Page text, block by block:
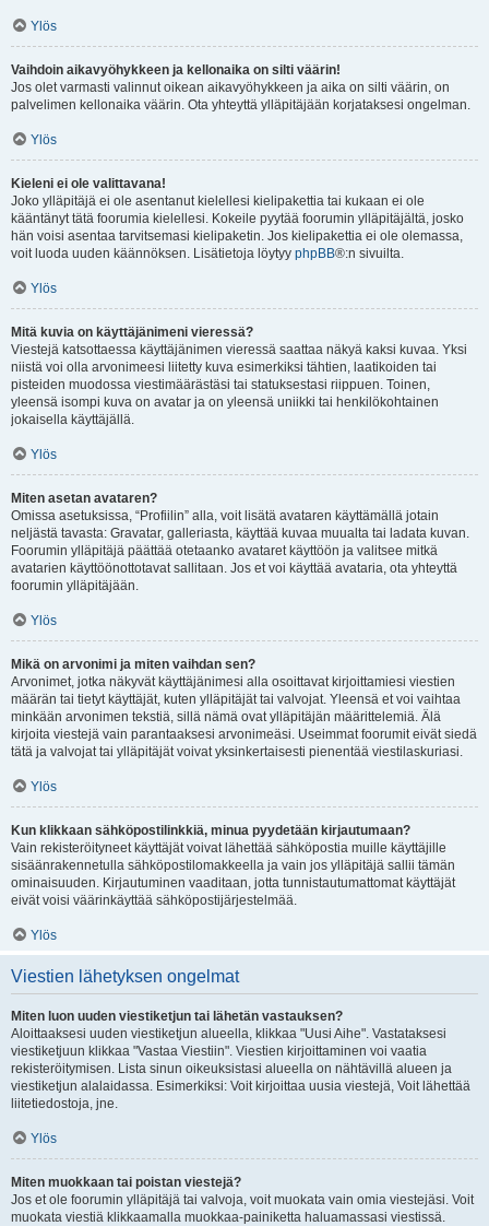
Ylös
Vaihdoin aikavyöhykkeen ja kellonaika on silti väärin!
Jos olet varmasti valinnut oikean aikavyöhykkeen ja aika on silti väärin, on
palvelimen kellonaika väärin. Ota yhteyttä ylläpitäjään korjataksesi ongelman.
Ylös
Kieleni ei ole valittavana!
Joko ylläpitäjä ei ole asentanut kielellesi kielipakettia tai kukaan ei ole
kääntänyt tätä foorumia kielellesi. Kokeile pyytää foorumin ylläpitäjältä, josko
hän voisi asentaa tarvitsemasi kielipaketin. Jos kielipakettia ei ole olemassa,
voit luoda uuden käännöksen. Lisätietoja löytyy phpBB®:n sivuilta.
Ylös
Mitä kuvia on käyttäjänimeni vieressä?
Viestejä katsottaessa käyttäjänimen vieressä saattaa näkyä kaksi kuvaa. Yksi
niistä voi olla arvonimeesi liitetty kuva esimerkiksi tähtien, laatikoiden tai
pisteiden muodossa viestimäärästäsi tai statuksestasi riippuen. Toinen,
yleensä isompi kuva on avatar ja on yleensä uniikki tai henkilökohtainen
jokaisella käyttäjällä.
Ylös
Miten asetan avataren?
Omissa asetuksissa, “Profiilin” alla, voit lisätä avataren käyttämällä jotain
neljästä tavasta: Gravatar, galleriasta, käyttää kuvaa muualta tai ladata kuvan.
Foorumin ylläpitäjä päättää otetaanko avataret käyttöön ja valitsee mitkä
avatarien käyttöönottotavat sallitaan. Jos et voi käyttää avataria, ota yhteyttä
foorumin ylläpitäjään.
Ylös
Mikä on arvonimi ja miten vaihdan sen?
Arvonimet, jotka näkyvät käyttäjänimesi alla osoittavat kirjoittamiesi viestien
määrän tai tietyt käyttäjät, kuten ylläpitäjät tai valvojat. Yleensä et voi vaihtaa
minkään arvonimen tekstiä, sillä nämä ovat ylläpitäjän määrittelemiä. Älä
kirjoita viestejä vain parantaaksesi arvonimeäsi. Useimmat foorumit eivät siedä
tätä ja valvojat tai ylläpitäjät voivat yksinkertaisesti pienentää viestilaskuriasi.
Ylös
Kun klikkaan sähköpostilinkkiä, minua pyydetään kirjautumaan?
Vain rekisteröityneet käyttäjät voivat lähettää sähköpostia muille käyttäjille
sisäänrakennetulla sähköpostilomakkeella ja vain jos ylläpitäjä sallii tämän
ominaisuuden. Kirjautuminen vaaditaan, jotta tunnistautumattomat käyttäjät
eivät voisi väärinkäyttää sähköpostijärjestelmää.
Ylös
Viestien lähetyksen ongelmat
Miten luon uuden viestiketjun tai lähetän vastauksen?
Aloittaaksesi uuden viestiketjun alueella, klikkaa "Uusi Aihe". Vastataksesi
viestiketjuun klikkaa "Vastaa Viestiin". Viestien kirjoittaminen voi vaatia
rekisteröitymisen. Lista sinun oikeuksistasi alueella on nähtävillä alueen ja
viestiketjun alalaidassa. Esimerkiksi: Voit kirjoittaa uusia viestejä, Voit lähettää
liitetiedostoja, jne.
Ylös
Miten muokkaan tai poistan viestejä?
Jos et ole foorumin ylläpitäjä tai valvoja, voit muokata vain omia viestejäsi. Voit
muokata viestiä klikkaamalla muokkaa-painiketta haluamassasi viestissä.